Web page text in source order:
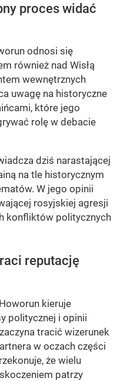
proces widać
odnosi się
również nad Wisłą
wewnętrznych
uwagę na historyczne
które jego
rolę w debacie
dziś narastającej
na tle historycznym
W jego opinii
rosyjskiej agresji
konfliktów politycznych
reputację
kieruje
politycznej i opinii
tracić wizerunek
w oczach części
że wielu
patrzy